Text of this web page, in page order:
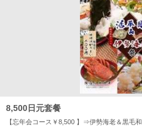
8,500日元套餐
【忘年会コース￥8,500 】⇒伊勢海老＆黒